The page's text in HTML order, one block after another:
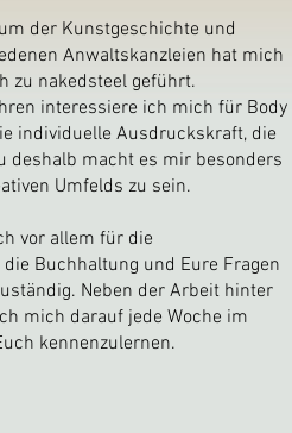
der Kunstgeschichte und
Anwaltskanzleien hat mich
zu nakedsteel geführt.
interessiere ich mich für Body
individuelle Ausdruckskraft, die
deshalb macht es mir besonders
Umfelds zu sein.
vor allem für die
Buchhaltung und Eure Fragen
Neben der Arbeit hinter
mich darauf jede Woche im
kennenzulernen.